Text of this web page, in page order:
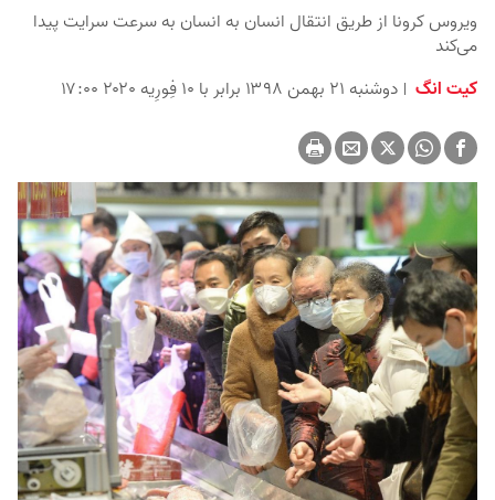
ویروس کرونا از طریق انتقال انسان به انسان به سرعت سرایت پیدا
می‌کند
کیت انگ
دوشنبه ۲۱ بهمن ۱۳۹۸ برابر با ۱۰ فِورِیه ۲۰۲۰ ۱۷:۰۰